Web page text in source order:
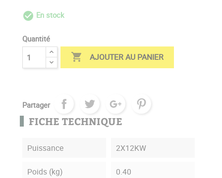
check_circle_outline
En stock
Quantité
 AJOUTER AU PANIER
Partager
FICHE TECHNIQUE
Puissance 2X12KW
Poids (kg) 0.40